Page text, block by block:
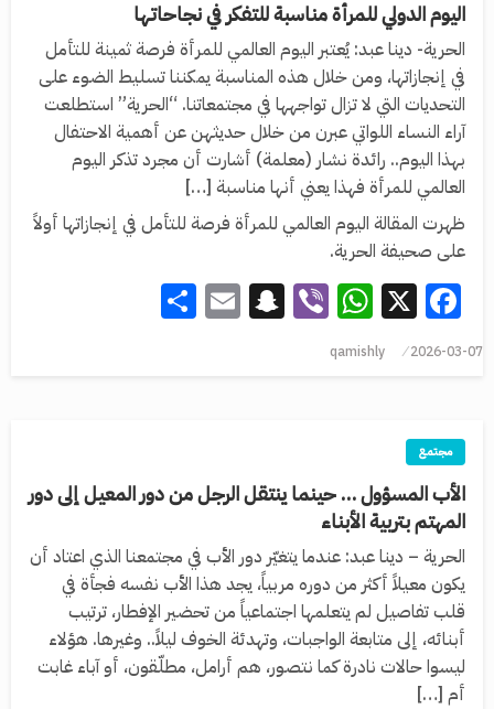
اليوم الدولي للمرأة مناسبة للتفكر في نجاحاتها
الحرية- دينا عبد: يُعتبر اليوم العالمي للمرأة فرصة ثمينة للتأمل
في إنجازاتها، ومن خلال هذه المناسبة يمكننا تسليط الضوء على
التحديات التي لا تزال تواجهها في مجتمعاتنا. “الحرية” استطلعت
آراء النساء اللواتي عبرن من خلال حديثهن عن أهمية الاحتفال
بهذا اليوم.. رائدة نشار (معلمة) أشارت أن مجرد تذكر اليوم
العالمي للمرأة فهذا يعني أنها مناسبة […]
ظهرت المقالة اليوم العالمي للمرأة فرصة للتأمل في إنجازاتها أولاً
على صحيفة الحرية.
Facebook
X
WhatsApp
Viber
Snapchat
Email
2026-03-07
qamishly
مجتمع
الأب المسؤول … حينما ينتقل الرجل من دور المعيل إلى دور
المهتم بتربية الأبناء
الحرية – دينا عبد: عندما يتغيّر دور الأب في مجتمعنا الذي اعتاد أن
يكون معيلاً أكثر من دوره مربياً، يجد هذا الأب نفسه فجأة في
قلب تفاصيل لم يتعلمها اجتماعياً من تحضير الإفطار، ترتيب
أبنائه، إلى متابعة الواجبات، وتهدئة الخوف ليلاً.. وغيرها. هؤلاء
ليسوا حالات نادرة كما نتصور، هم أرامل، مطلّقون، أو آباء غابت
أم […]